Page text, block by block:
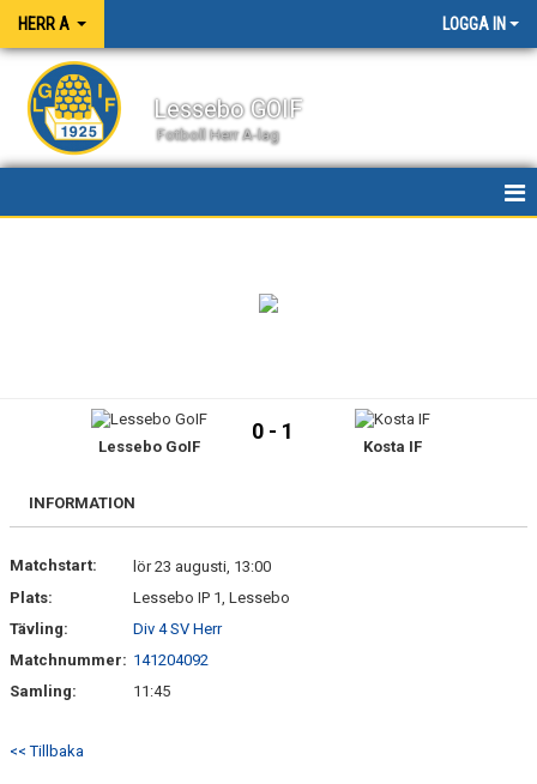
HERR A LOGGA IN
Lessebo GOIF
Fotboll Herr A-lag
BILDGALLERI
KONTAKT
Lessebo GoIF
0 - 1
Kosta IF
INFORMATION
Matchstart:
lör 23 augusti, 13:00
Plats:
Lessebo IP 1, Lessebo
Tävling:
Div 4 SV Herr
Matchnummer: 141204092
Samling:
11:45
<< Tillbaka